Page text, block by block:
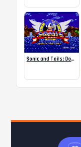
Sonic and Tails: Double Trouble